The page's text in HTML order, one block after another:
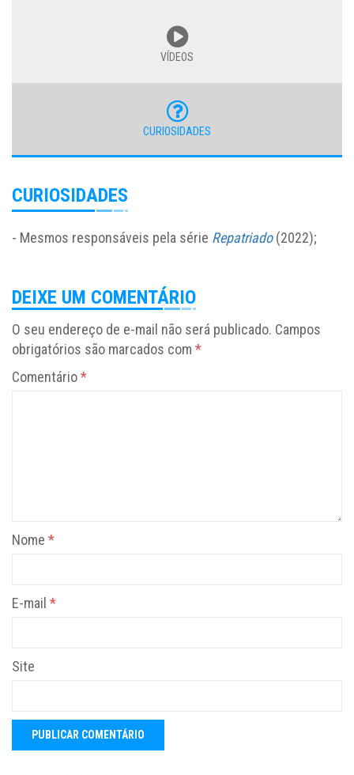
VÍDEOS
CURIOSIDADES
CURIOSIDADES
- Mesmos responsáveis pela série Repatriado(2022);
DEIXE UM COMENTÁRIO
O seu endereço de e-mail não será publicado. Campos
obrigatórios são marcados com *
Comentário*
Nome *
E-mail *
Site